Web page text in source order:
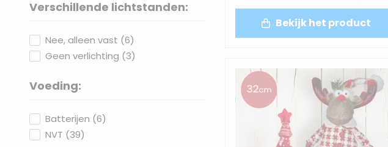
Verschillende lichtstanden:
Nee, alleen vast (6products available
)
Geen verlichting (3products available
)
Voeding:
Batterijen (6products available
)
NVT (39products available
)
Bekijk het product